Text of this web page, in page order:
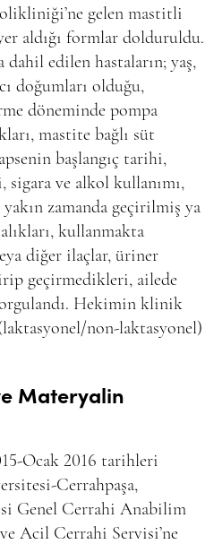
gelen mastitli
aldığı formlar dolduruldu.
dahil edilen hastaların; yaş,
doğumları olduğu,
döneminde pompa
mastite bağlı süt
başlangıç tarihi,
sigara ve alkol kullanımı,
zamanda geçirilmiş ya
kullanmakta
diğer ilaçlar, üriner
geçirmedikleri, ailede
Hekimin klinik
non-laktasyonel)
Materyalin
Ocak 2016 tarihleri
Cerrahpaşa,
Genel Cerrahi Anabilim
Acil Cerrahi Servisi’ne